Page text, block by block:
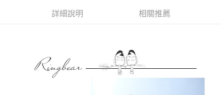
2.基於同意付款使用「大哥付你分期」之契約關係目的，商店將以您的個人
後付繳納相關費用。
※ 交易是否成功請以「AFTEE先享後付 」之結帳頁面顯示為準，若有關於
１．透過由恩沛科技股份有限公司提供之「AFTEE先享後付」服務完成之交
易，需依本服務之必要範圍內提供個人資料，並將交易相關給付款項請求債
權轉讓予恩沛科技股份有限公司。
付款後7-11取貨
每筆NT$100，滿NT$1,000(含以上)免運費
詳細說明 相關推薦